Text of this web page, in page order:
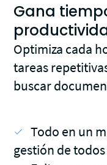
Gana
Optimiza cada
tareas
buscar
Todo en un
gestión de